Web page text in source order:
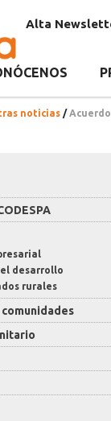
Alta
noticias /
desarrollo
rurales